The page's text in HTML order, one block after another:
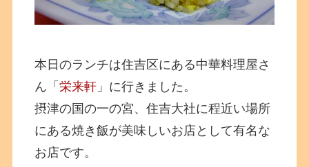
本日のランチは住吉区にある中華料理屋さ
ん「栄来軒 」に行きました。
摂津の国の一の宮、住吉大社に程近い場所
にある焼き飯が美味しいお店として有名な
お店です。